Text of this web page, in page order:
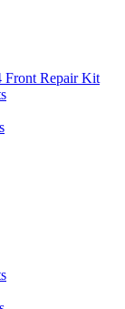
Front Repair Kit